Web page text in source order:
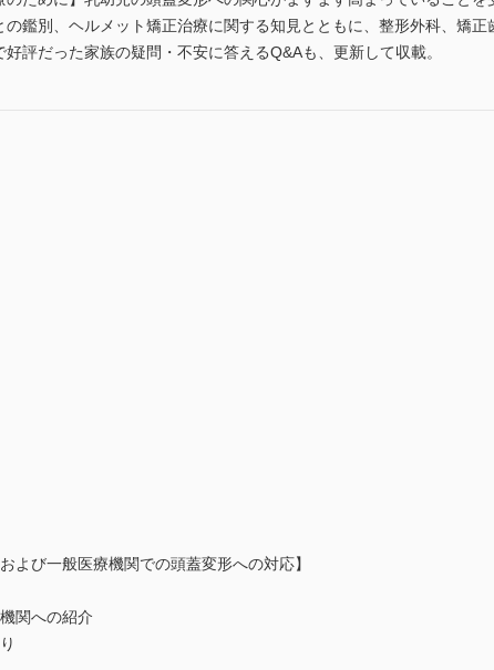
鑑別、ヘルメット矯正治療に関する知見とともに、整形外科、矯
評だった家族の疑問・不安に答えるQ&Aも、更新して収載。
よび一般医療機関での頭蓋変形への対応】
関への紹介